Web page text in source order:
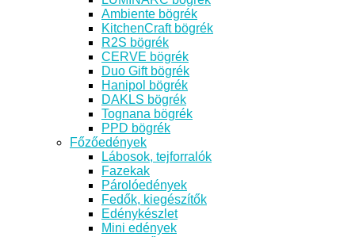
Ambiente bögrék
KitchenCraft bögrék
R2S bögrék
CERVE bögrék
Duo Gift bögrék
Hanipol bögrék
DAKLS bögrék
Tognana bögrék
PPD bögrék
Főzőedények
Lábosok, tejforralók
Fazekak
Párolóedények
Fedők, kiegészítők
Edénykészlet
Mini edények